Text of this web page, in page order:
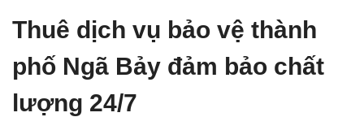
Thuê dịch vụ bảo vệ thành
phố Ngã Bảy đảm bảo chất
lượng 24/7